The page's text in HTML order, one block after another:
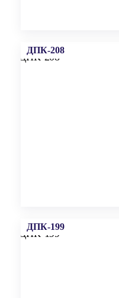
ДПК-208
ДПК-199